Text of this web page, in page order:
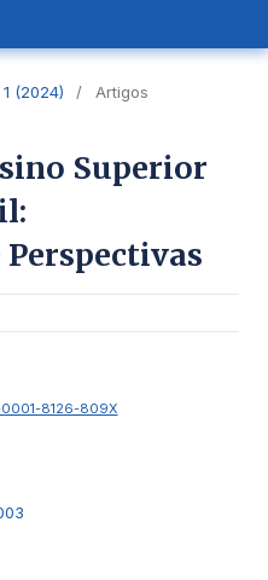
(2024) / Artigos
Superior
8126-809X